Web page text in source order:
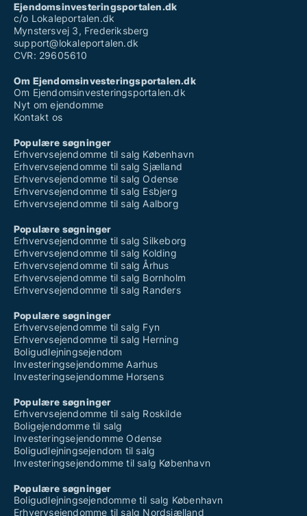
Ejendomsinvesteringsportalen.dk
c/o Lokaleportalen.dk
Mynstersvej 3, Frederiksberg
support@lokaleportalen.dk
CVR: 29605610
Om Ejendomsinvesteringsportalen.dk
Om Ejendomsinvesteringsportalen.dk
Nyt om ejendomme
Kontakt os
Populære søgninger
Erhvervsejendomme til salg København
Erhvervsejendomme til salg Sjælland
Erhvervsejendomme til salg Odense
Erhvervsejendomme til salg Esbjerg
Erhvervsejendomme til salg Aalborg
Populære søgninger
Erhvervsejendomme til salg Silkeborg
Erhvervsejendomme til salg Kolding
Erhvervsejendomme til salg Århus
Erhvervsejendomme til salg Bornholm
Erhvervsejendomme til salg Randers
Populære søgninger
Erhvervsejendomme til salg Fyn
Erhvervsejendomme til salg Herning
Boligudlejningsejendom
Investeringsejendomme Aarhus
Investeringsejendomme Horsens
Populære søgninger
Erhvervsejendomme til salg Roskilde
Boligejendomme til salg
Investeringsejendomme Odense
Boligudlejningsejendom til salg
Investeringsejendomme til salg København
Populære søgninger
Boligudlejningsejendomme til salg København
Erhvervsejendomme til salg Nordsjælland